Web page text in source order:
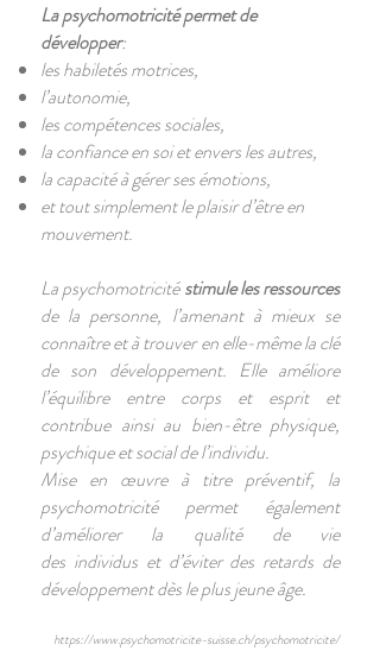
La psychomotricité permet de
développer:
les habiletés motrices,
l’autonomie,
les compétences sociales,
la confiance en soi et envers les autres,
la capacité à gérer ses émotions,
et tout simplement le plaisir d’être en
mouvement.
La psychomotricitéstimule les ressources
de la personne, l’amenant à mieux se
connaître et à trouver en elle-même la clé
de son développement. Elle améliore
l’équilibre entre corps et esprit et
contribue ainsi au bien-être physique,
psychique et social de l’individu.
Mise en œuvre à titre préventif, la
psychomotricité permet également
d’améliorer la qualité de vie
des individus et d’éviter des retards de
développement dès le plus jeune âge.
https://www.psychomotricite-suisse.ch/psychomotricite/